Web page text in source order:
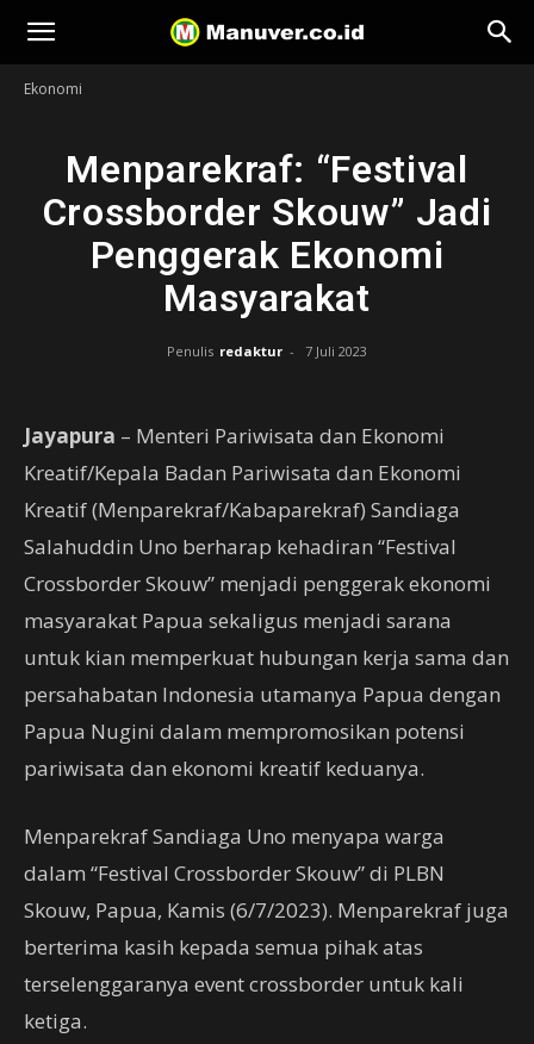
Manuver
Ekonomi
Menparekraf: “Festival
Crossborder Skouw” Jadi
Penggerak Ekonomi
Masyarakat
Penulis redaktur - 7 Juli 2023
Jayapura – Menteri Pariwisata dan Ekonomi
Kreatif/Kepala Badan Pariwisata dan Ekonomi
Kreatif (Menparekraf/Kabaparekraf) Sandiaga
Salahuddin Uno berharap kehadiran “Festival
Crossborder Skouw” menjadi penggerak ekonomi
masyarakat Papua sekaligus menjadi sarana
untuk kian memperkuat hubungan kerja sama dan
persahabatan Indonesia utamanya Papua dengan
Papua Nugini dalam mempromosikan potensi
pariwisata dan ekonomi kreatif keduanya.
Menparekraf Sandiaga Uno menyapa warga
dalam “Festival Crossborder Skouw” di PLBN
Skouw, Papua, Kamis (6/7/2023). Menparekraf juga
berterima kasih kepada semua pihak atas
terselenggaranya event crossborder untuk kali
ketiga.